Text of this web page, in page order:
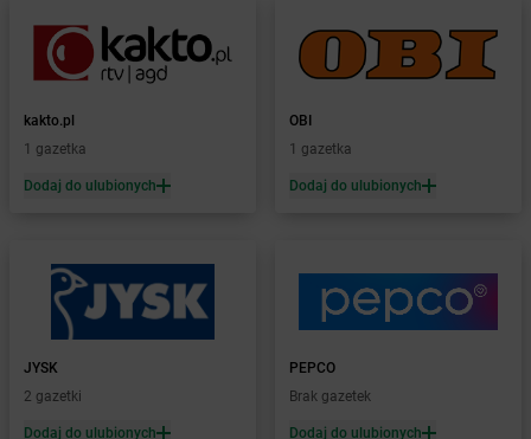
Żabka Biały Dunajec
Żabka
Białystok
Żabka Bibice
Żabka Biecz
Żabka Biedrusko
Żabka Bielany Wrocławskie
Żabka Bielsk Podlaski
Żabka
Bielsko
Bielsko-Biała
Żabka
Żabka Bieruń
kakto.pl
1 gazetka
Dodaj do ulubionych
OBI
1 gazetka
Dodaj do ulubionych
JYSK
2 gazetki
Dodaj do ulubionych
PEPCO
Brak gazetek
Dodaj do ulubionych